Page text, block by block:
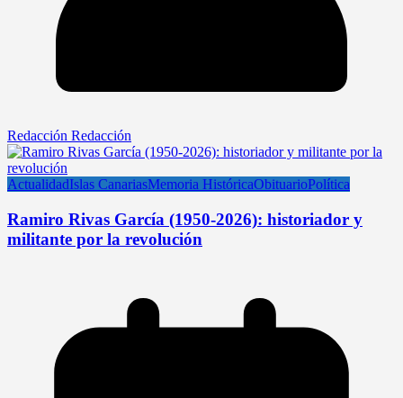
Redacción Redacción
ActualidadIslas CanariasMemoria HistóricaObituarioPolítica
Ramiro Rivas García (1950-2026): historiador y
militante por la revolución